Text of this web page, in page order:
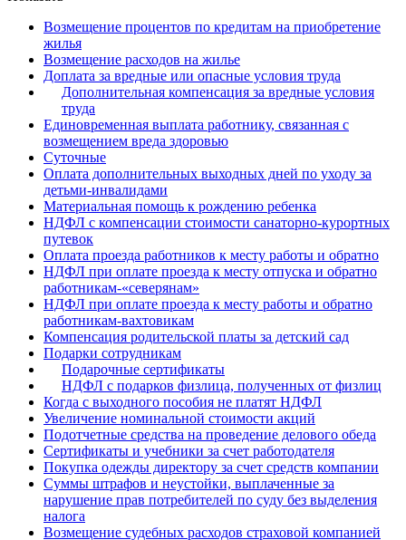
Бератор
«Практическая энциклопедия бухгалтера»
Материалы электронного журнала
«Нормативные акты для бухгалтера»
Материалы электронного журнала
«Практическая бухгалтерия»
Онлайн-сервисы «Учетная политика» и «Алгоритмы для
Просто заполните форму, и мы вышлем вам на почту
Возмещение процентов по кредитам на приобретение
жилья
Возмещение расходов на жилье
Доплата за вредные или опасные условия труда
Дополнительная компенсация за вредные условия
труда
Единовременная выплата работнику, связанная с
возмещением вреда здоровью
Суточные
Оплата дополнительных выходных дней по уходу за
детьми-инвалидами
Материальная помощь к рождению ребенка
НДФЛ с компенсации стоимости санаторно-курортных
путевок
Оплата проезда работников к месту работы и обратно
НДФЛ при оплате проезда к месту отпуска и обратно
работникам-«северянам»
НДФЛ при оплате проезда к месту работы и обратно
работникам-вахтовикам
Компенсация родительской платы за детский сад
Подарки сотрудникам
Подарочные сертификаты
НДФЛ с подарков физлица, полученных от физлиц
Когда с выходного пособия не платят НДФЛ
Увеличение номинальной стоимости акций
Подотчетные средства на проведение делового обеда
Сертификаты и учебники за счет работодателя
Покупка одежды директору за счет средств компании
Суммы штрафов и неустойки, выплаченные за
нарушение прав потребителей по суду без выделения
налога
Возмещение судебных расходов страховой компанией